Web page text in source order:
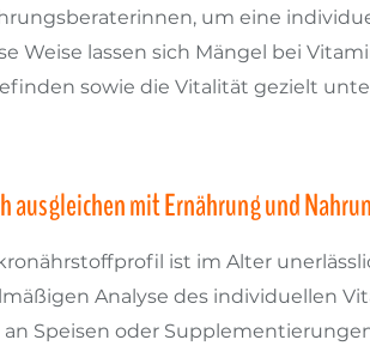
um eine
Weise lassen sich Mängel bei
sowie die Vitalität gezielt
mit Ernährung und
ist im Alter
Analyse des individuellen
Speisen oder